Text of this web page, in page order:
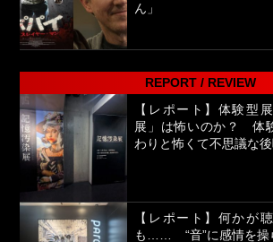
ん」
REPORT / REVIEW
【レポート】体験型
展」は怖いのか？ 体
わりと怖くて不思議な後
【レポート】何かが
も…… “音”に感情を操